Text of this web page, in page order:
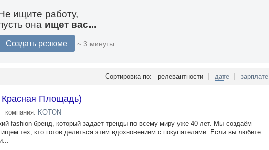
ищите работу,
она ищет вас...
Создать резюме ~ 3 минуты
Сортировка по: релевантности | дате зарплате
Площадь)
компания: KOTON
fashion-бренд, который задает тренды по всему миру уже 40 лет. Мы создаём
тех, кто готов делиться этим вдохновением с покупателями. Если вы любите